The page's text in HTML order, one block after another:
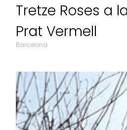
Tretze Roses a
Prat Vermell
Barcelona